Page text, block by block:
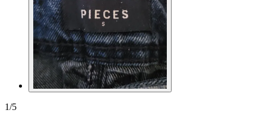
1/5